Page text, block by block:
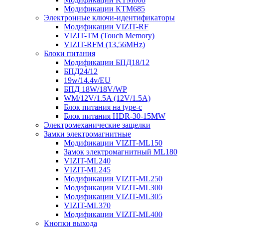
Модификации КТМ685
Электронные ключи-идентификаторы
Модификации VIZIT-RF
VIZIT-TM (Touch Memory)
VIZIT-RFM (13,56MHz)
Блоки питания
Модификации БПД18/12
БПД24/12
19w/14.4v/EU
БПД 18W/18V/WP
WM/12V/1.5A (12V/1.5A)
Блок питания на type-c
Блок питания HDR-30-15MW
Электромеханические защелки
Замки электромагнитные
Модификации VIZIT-ML150
Замок электромагнитный ML180
VIZIT-ML240
VIZIT-ML245
Модификации VIZIT-ML250
Модификации VIZIT-ML300
Модификации VIZIT-ML305
VIZIT-ML370
Модификации VIZIT-ML400
Кнопки выхода